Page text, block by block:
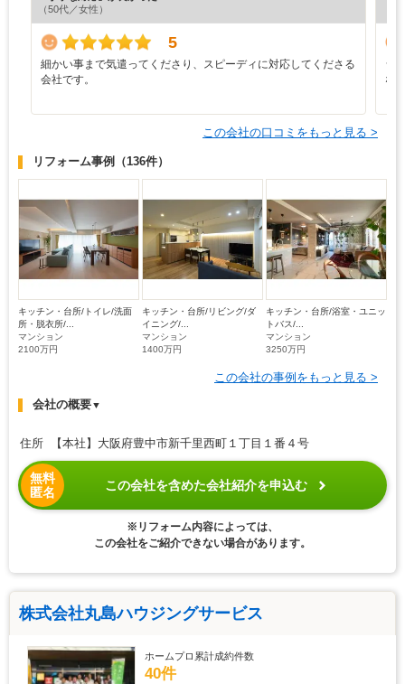
（50代／女性）
5
細かい事まで気遣ってくださり、スピーディに対応してくださる
会社です。
シ
な
この会社の口コミをもっと見る >
リフォーム事例 （136件）
キッチン・台所/トイレ/洗面
所・脱衣所/...
マンション
2100万円
キッチン・台所/リビング/ダ
イニング/...
マンション
1400万円
キッチン・台所/浴室・ユニッ
トバス/...
マンション
3250万円
この会社の事例をもっと見る >
会社の概要▼
住所 【本社】大阪府豊中市新千里西町１丁目１番４号
無料
匿名
この会社を含めた会社紹介を申込む
※リフォーム内容によっては、
この会社をご紹介できない場合があります。
株式会社丸島ハウジングサービス
ホームプロ累計成約件数
40件